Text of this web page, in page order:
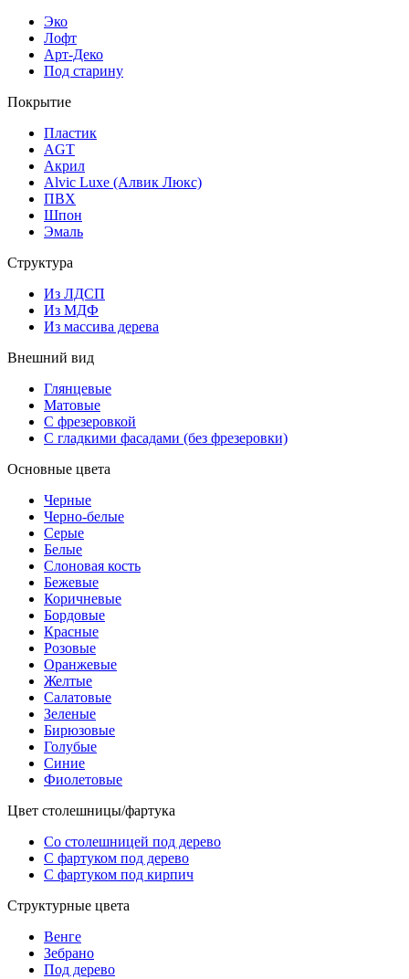
Эко
Лофт
Арт-Деко
Под старину
Покрытие
Пластик
AGT
Акрил
Alvic Luxe (Алвик Люкс)
ПВХ
Шпон
Эмаль
Структура
Из ЛДСП
Из МДФ
Из массива дерева
Внешний вид
Глянцевые
Матовые
С фрезеровкой
С гладкими фасадами (без фрезеровки)
Основные цвета
Черные
Черно-белые
Серые
Белые
Слоновая кость
Бежевые
Коричневые
Бордовые
Красные
Розовые
Оранжевые
Желтые
Салатовые
Зеленые
Бирюзовые
Голубые
Синие
Фиолетовые
Цвет столешницы/фартука
Со столешницей под дерево
С фартуком под дерево
С фартуком под кирпич
Структурные цвета
Венге
Зебрано
Под дерево